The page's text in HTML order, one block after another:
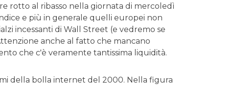
rotto al ribasso nella giornata di mercoledì
e più in generale quelli europei non
incessanti di Wall Street (e vedremo se
anche al fatto che mancano
che c'è veramente tantissima liquidità.
della bolla internet del 2000. Nella figura